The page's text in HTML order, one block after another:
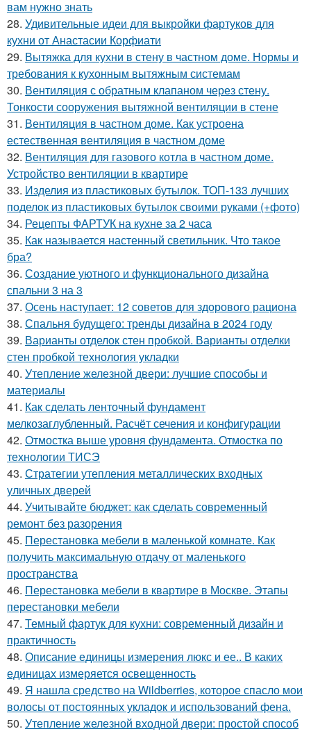
вам нужно знать
28. Удивительные идеи для выкройки фартуков для
кухни от Анастасии Корфиати
29. Вытяжка для кухни в стену в частном доме. Нормы и
требования к кухонным вытяжным системам
30. Вентиляция с обратным клапаном через стену.
Тонкости сооружения вытяжной вентиляции в стене
31. Вентиляция в частном доме. Как устроена
естественная вентиляция в частном доме
32. Вентиляция для газового котла в частном доме.
Устройство вентиляции в квартире
33. Изделия из пластиковых бутылок. ТОП-133 лучших
поделок из пластиковых бутылок своими руками (+фото)
34. Рецепты ФАРТУК на кухне за 2 часа
35. Как называется настенный светильник. Что такое
бра?
36. Создание уютного и функционального дизайна
спальни 3 на 3
37. Осень наступает: 12 советов для здорового рациона
38. Спальня будущего: тренды дизайна в 2024 году
39. Варианты отделок стен пробкой. Варианты отделки
стен пробкой технология укладки
40. Утепление железной двери: лучшие способы и
материалы
41. Как сделать ленточный фундамент
мелкозаглубленный. Расчёт сечения и конфигурации
42. Отмостка выше уровня фундамента. Отмостка по
технологии ТИСЭ
43. Стратегии утепления металлических входных
уличных дверей
44. Учитывайте бюджет: как сделать современный
ремонт без разорения
45. Перестановка мебели в маленькой комнате. Как
получить максимальную отдачу от маленького
пространства
46. Перестановка мебели в квартире в Москве. Этапы
перестановки мебели
47. Темный фартук для кухни: современный дизайн и
практичность
48. Описание единицы измерения люкс и ее.. В каких
единицах измеряется освещенность
49. Я нашла средство на Wildberries, которое спасло мои
волосы от постоянных укладок и использований фена.
50. Утепление железной входной двери: простой способ